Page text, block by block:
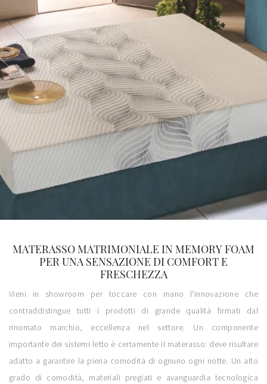
MATERASSO MATRIMONIALE IN MEMORY FOAM
PER UNA SENSAZIONE DI COMFORT E
FRESCHEZZA
Vieni in showroom per toccare con mano l'innovazione che
contraddistingue tutti i prodotti di grande qualità firmati dal
rinomato marchio, eccellenza nel settore. Un componente
importante dei sistemi letto è certamente il materasso: deve risultare
adatto a garantire la piena comodità di ognuno ogni notte. Un alto
grado di comodità, materiali pregiati e avanguardia tecnologica